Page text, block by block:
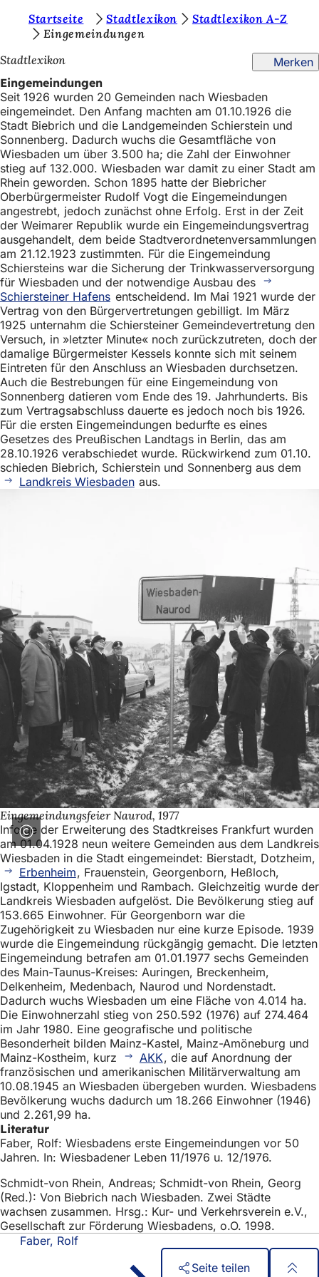
Inhalt anspringen
e
b
e
f
i
n
d
e
n
s
i
c
h
h
i
e
r
:
Startseite Stadtlexikon
Stadtlexikon A-Z
Eingemeindungen
Stadtlexikon
Merken
Eingemeindungen
Seit 1926 wurden 20 Gemeinden nach Wiesbaden
eingemeindet. Den Anfang machten am 01.10.1926 die
Stadt Biebrich und die Landgemeinden Schierstein und
Sonnenberg. Dadurch wuchs die Gesamtfläche von
Wiesbaden um über 3.500 ha; die Zahl der Einwohner
stieg auf 132.000. Wiesbaden war damit zu einer Stadt am
Rhein geworden. Schon 1895 hatte der Biebricher
Oberbürgermeister Rudolf Vogt die Eingemeindungen
angestrebt, jedoch zunächst ohne Erfolg. Erst in der Zeit
der Weimarer Republik wurde ein Eingemeindungsvertrag
ausgehandelt, dem beide Stadtverordnetenversammlungen
am 21.12.1923 zustimmten. Für die Eingemeindung
Schiersteins war die Sicherung der Trinkwasserversorgung
für Wiesbaden und der notwendige Ausbau des
Schiersteiner Hafens entscheidend. Im Mai 1921 wurde der
Vertrag von den Bürgervertretungen gebilligt. Im März
1925 unternahm die Schiersteiner Gemeindevertretung den
Versuch, in »letzter Minute« noch zurückzutreten, doch der
damalige Bürgermeister Kessels konnte sich mit seinem
Eintreten für den Anschluss an Wiesbaden durchsetzen.
Auch die Bestrebungen für eine Eingemeindung von
Sonnenberg datieren vom Ende des 19. Jahrhunderts. Bis
zum Vertragsabschluss dauerte es jedoch noch bis 1926.
Für die ersten Eingemeindungen bedurfte es eines
Gesetzes des Preußischen Landtags in Berlin, das am
28.10.1926 verabschiedet wurde. Rückwirkend zum 01.10.
schieden Biebrich, Schierstein und Sonnenberg aus dem
Landkreis Wiesbaden aus.
Eingemeindungsfeier Naurod, 1977
Infolge der Erweiterung des Stadtkreises Frankfurt wurden
am 01.04.1928 neun weitere Gemeinden aus dem Landkreis
Wiesbaden in die Stadt eingemeindet: Bierstadt, Dotzheim,
Erbenheim, Frauenstein, Georgenborn, Heßloch,
Igstadt, Kloppenheim und Rambach. Gleichzeitig wurde der
Landkreis Wiesbaden aufgelöst. Die Bevölkerung stieg auf
153.665 Einwohner. Für Georgenborn war die
Zugehörigkeit zu Wiesbaden nur eine kurze Episode. 1939
wurde die Eingemeindung rückgängig gemacht. Die letzten
Eingemeindung betrafen am 01.01.1977 sechs Gemeinden
des Main-Taunus-Kreises: Auringen, Breckenheim,
Delkenheim, Medenbach, Naurod und Nordenstadt.
Dadurch wuchs Wiesbaden um eine Fläche von 4.014 ha.
Die Einwohnerzahl stieg von 250.592 (1976) auf 274.464
im Jahr 1980. Eine geografische und politische
Besonderheit bilden Mainz-Kastel, Mainz-Amöneburg und
Mainz-Kostheim, kurz
AKK, die auf Anordnung der
französischen und amerikanischen Militärverwaltung am
10.08.1945 an Wiesbaden übergeben wurden. Wiesbadens
Bevölkerung wuchs dadurch um 18.266 Einwohner (1946)
und 2.261,99 ha.
Literatur
Faber, Rolf: Wiesbadens erste Eingemeindungen vor 50
Jahren. In: Wiesbadener Leben 11/1976 u. 12/1976.
Schmidt-von Rhein, Andreas; Schmidt-von Rhein, Georg
(Red.): Von Biebrich nach Wiesbaden. Zwei Städte
wachsen zusammen. Hrsg.: Kur- und Verkehrsverein e.V.,
Gesellschaft zur Förderung Wiesbadens, o.O. 1998.
Faber, Rolf
Seite teilen